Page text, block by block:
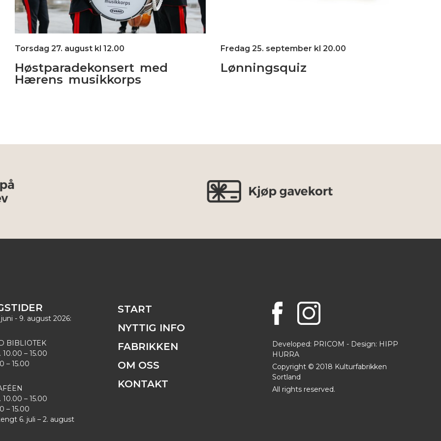
Torsdag 27. august kl 12.00
Høstparadekonsert med
Hærens musikkorps
Fredag 25. september kl 20.00
Lønningsquiz
- 9. august 2026:
BIBLIOTEK
– 15.00
– 15.00
– 15.00
– 15.00
6. juli – 2. august
START
NYTTIG INFO
FABRIKKEN
OM OSS
KONTAKT
Developed: PRICOM - Design: HIPP
HURRA
Copyright © 2018 Kulturfabrikken
Sortland
All rights reserved.